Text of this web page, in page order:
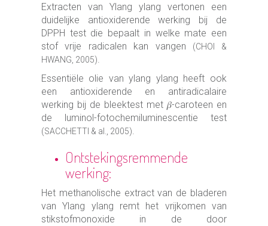
Extracten van Ylang ylang vertonen een
duidelijke antioxiderende werking bij de
DPPH test die bepaalt in welke mate een
stof vrije radicalen kan vangen
(CHOI &
HWANG, 2005).
Essentiële olie van ylang ylang heeft ook
een antioxiderende en antiradicalaire
werking bij de bleektest met 𝛽-caroteen en
de luminol-fotochemiluminescentie test
(SACCHETTI & al., 2005).
Ontstekingsremmende
werking:
Het methanolische extract van de bladeren
van Ylang ylang remt het vrijkomen van
stikstofmonoxide in de door